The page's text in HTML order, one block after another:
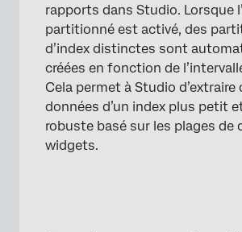
rapports dans Studio. Lorsque
partitionné est activé, des
d’index distinctes sont
créées en fonction de
Cela permet à Studio d’extraire
données d’un index plus petit
robuste basé sur les plages de
widgets.